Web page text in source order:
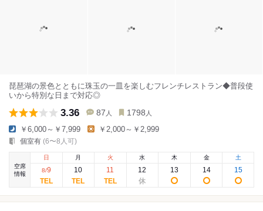
琵琶湖の景色とともに珠玉の一皿を楽しむフレンチレストラン◆普段使
いから特別な日まで対応◎
3.36 87 人 1798 人
￥6,000～￥7,999 ￥2,000～￥2,999
個室有 (6〜8人可)
空席
情報
日
8/9
月
10
火
11
水
12
木
13
金
14
土
15